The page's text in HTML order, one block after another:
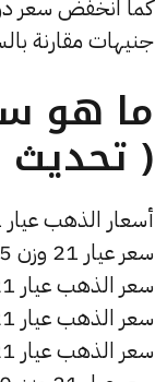
جنيهات مقارنة بالسعر السابق
( تحديث السبت 11
أسعار الذهب عيار 21 وزن 1 جرام 7135 جنيه للشراء، وللبيع 7185 جنيه.
سعر عيار 21 وزن 5 جرام 35675 جنيه للشراء، وللبيع 35925 جنيه.
سعر الذهب عيار 21 وزن 10 جرام 71350 جنيه للشراء، وللبيع 71850 جنيه.
سعر الذهب عيار 21 وزن 25 جرام 178375 جنيه للشراء، وللبيع 179625 جنيه.
سعر الذهب عيار 21 وزن 50 جرام 356750 جنيه للشراء، وللبيع 359250 جنيه.